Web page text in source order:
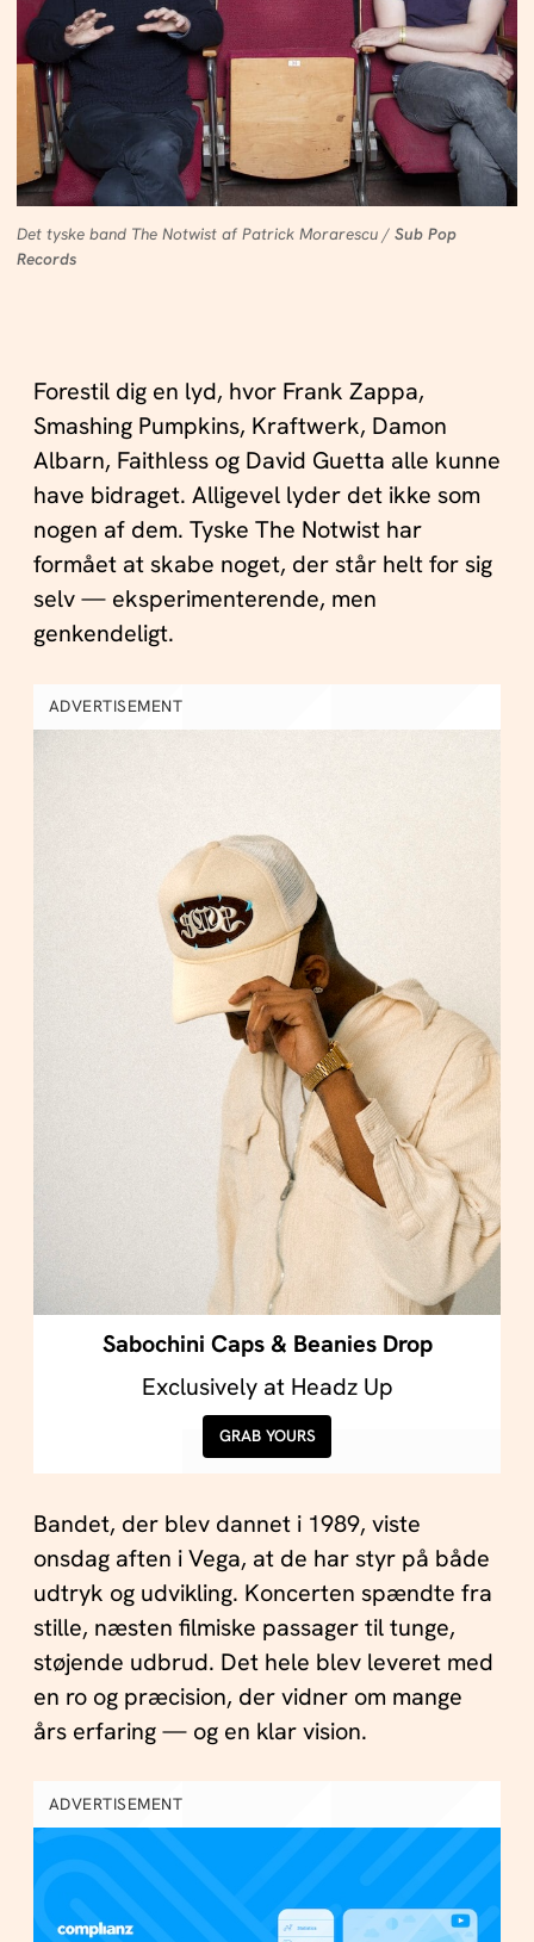
Det tyske band The Notwist af Patrick Morarescu / Sub Pop
Records
Forestil dig en lyd, hvor Frank Zappa,
Smashing Pumpkins, Kraftwerk, Damon
Albarn, Faithless og David Guetta alle kunne
have bidraget. Alligevel lyder det ikke som
nogen af dem. Tyske The Notwist har
formået at skabe noget, der står helt for sig
selv — eksperimenterende, men
genkendeligt.
ADVERTISEMENT
Sabochini Caps & Beanies Drop
Exclusively at Headz Up
GRAB YOURS
Bandet, der blev dannet i 1989, viste
onsdag aften i Vega, at de har styr på både
udtryk og udvikling. Koncerten spændte fra
stille, næsten filmiske passager til tunge,
støjende udbrud. Det hele blev leveret med
en ro og præcision, der vidner om mange
års erfaring — og en klar vision.
ADVERTISEMENT